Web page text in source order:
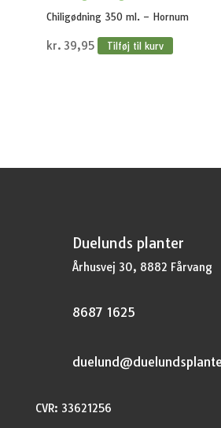
Chiligødning 350 ml. – Hornum
kr. 39,95 Tilføj til kurv
Duelunds planter
Århusvej 30, 8882 Fårvang
8687 1625
CVR: 33621256